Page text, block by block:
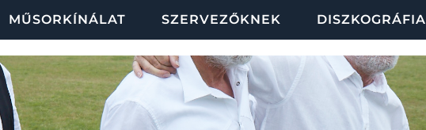
MŰSORKÍNÁLAT SZERVEZŐKNEK DISZKOGRÁFIA